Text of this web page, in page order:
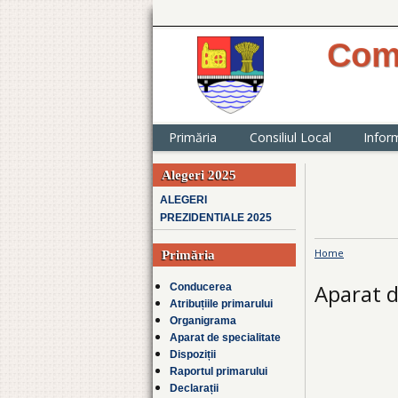
Primăria Consiliul Local
Alegeri 2025
ALEGERI
PREZIDENTIALE 2025
Primăria
Conducerea
Atribuțiile primarului
Organigrama
Aparat de specialitate
Dispoziții
Raportul primarului
Declarații
You are
Home
Aparat